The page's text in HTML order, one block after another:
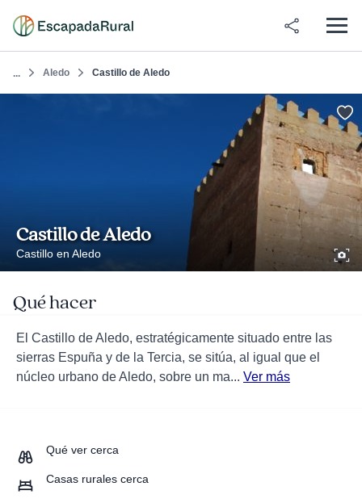
... Aledo Castillo de Aledo
Castillo de Aledo
Castillo en Aledo
Qué hacer
El Castillo de Aledo, estratégicamente situado entre las
sierras Espuña y de la Tercia, se sitúa, al igual que el
núcleo urbano de Aledo, sobre un ma... Ver más
Qué ver cerca
Casas rurales cerca